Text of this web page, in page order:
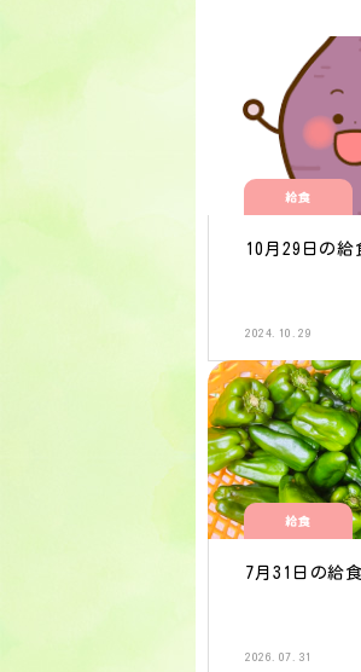
給食
10月29日の給
2024.10.29
給食
7月31日の給食
2026.07.31